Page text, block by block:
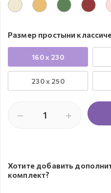
Размер простыни
160 x 230
230 х 250
Хотите добавить
комплект?